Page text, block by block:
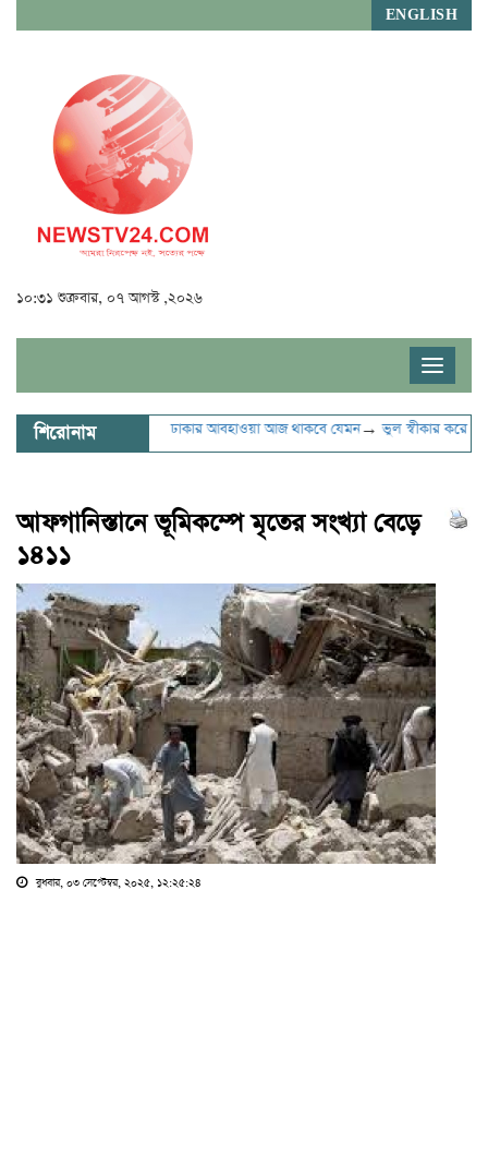
ENGLISH
১০:৩১ শুক্রবার, ০৭ আগস্ট ,২০২৬
Toggle
শিরোনাম ঢাকার আবহাওয়া আজ থাকবে যেমন→ভুল স্বীকার করে ক্ষমা
আফগানিস্তানে ভূমিকম্পে মৃতের সংখ্যা বেড়ে
১৪১১
বুধবার, ০৩ সেপ্টেম্বর, ২০২৫, ১২:২৫:২৪